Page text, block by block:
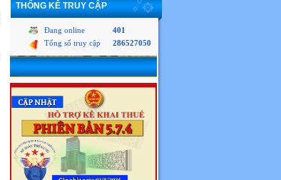
THỐNG KÊ TRUY CẬP
Đang online
401
Tổng số truy cập
286527050